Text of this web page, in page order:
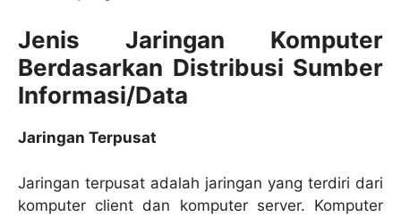
Jenis Jaringan Komputer
Berdasarkan Distribusi Sumber
Informasi/Data
Jaringan Terpusat
Jaringan terpusat adalah jaringan yang terdiri dari
komputer client dan komputer server. Komputer